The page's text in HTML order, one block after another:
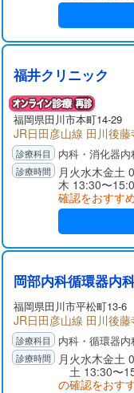
福井クリニック
福岡県田川市本町14-29
JR日田彦山線 田川後
内科・消化器
月火水木金
木 13:30〜
確認をおすす
岡部内科循環器内
福岡県田川市平松町13-6
JR日田彦山線 田川後
内科・循環器
月火水木金土
土 13:30〜
の確認をおす